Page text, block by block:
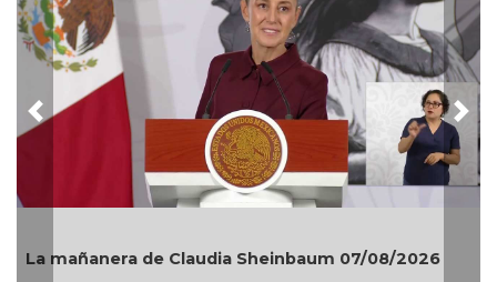
La mañanera de Claudia Sheinbaum 07/08/2026
Previous